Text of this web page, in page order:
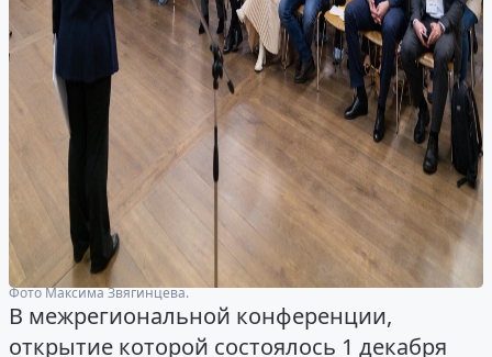
Фото Максима Звягинцева.
В межрегиональной конференции,
открытие которой состоялось 1 декабря